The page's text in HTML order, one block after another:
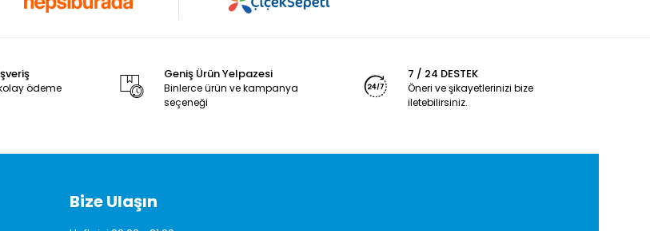
ödeme
Geniş Ürün Yelpazesi
Binlerce ürün ve kampanya
seçeneği
7 / 24 DESTEK
Öneri ve şikayetlerinizi bize
iletebilirsiniz.
Bize Ulaşın